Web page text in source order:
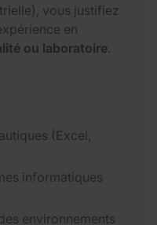
vous justifiez
en
ou laboratoire.
(Excel,
informatiques
environnements